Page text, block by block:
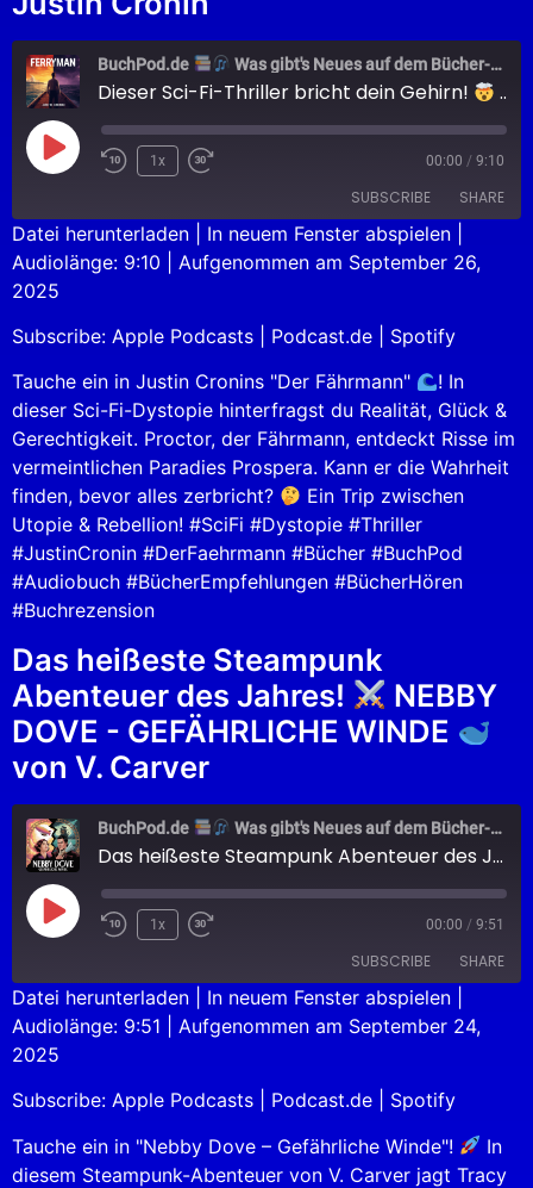
BuchPod.de Was gibt's Neues auf dem Bücher-Markt?
Dieser Sci-Fi-Thriller bricht dein Gehirn! DER FÄHRMANN
1x 00:00 / 9:10
SUBSCRIBE SHARE
Apple Podcasts Podcast.de
RSS FEED
SHARE
EMBED
Datei herunterladen In neuem Fenster abspielen
Audiolänge: 9:10
Aufgenommen am September 26,
2025
Subscribe: Apple Podcasts Podcast.de
Spotify
Tauche ein in Justin Cronins "Der Fährmann"
! In
dieser Sci-Fi-Dystopie hinterfragst du Realität, Glück &
Gerechtigkeit. Proctor, der Fährmann, entdeckt Risse im
vermeintlichen Paradies Prospera. Kann er die Wahrheit
finden, bevor alles zerbricht?
Ein Trip zwischen
Utopie & Rebellion! #SciFi #Dystopie #Thriller
#JustinCronin #DerFaehrmann #Bücher #BuchPod
#Audiobuch #BücherEmpfehlungen #BücherHören
#Buchrezension
Das heißeste Steampunk
Abenteuer des Jahres!
NEBBY
DOVE - GEFÄHRLICHE WINDE
von V. Carver
BuchPod.de Was gibt's Neues auf dem Bücher-Markt?
Das heißeste Steampunk Abenteuer des Jahres!
1x 00:00 / 9:51
SUBSCRIBE SHARE
Apple Podcasts Podcast.de
RSS FEED
SHARE
EMBED
Datei herunterladen In neuem Fenster abspielen
Audiolänge: 9:51
Aufgenommen am September 24,
2025
Subscribe: Apple Podcasts Podcast.de
Spotify
Tauche ein in "Nebby Dove – Gefährliche Winde"!
In
diesem Steampunk-Abenteuer von V. Carver jagt Tracy